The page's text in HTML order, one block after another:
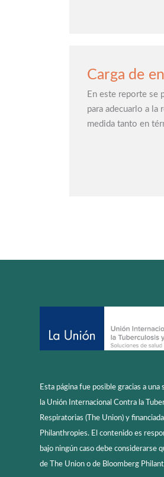
Carga de
En este reporte se
para adecuarlo a la
medida tanto en
Esta página fue posible gracias a
la Unión Internacional Contra la
Respiratorias (The Union) y
Philanthropies. El contenido es
bajo ningún caso debe considerarse
de The Union o de Bloomberg